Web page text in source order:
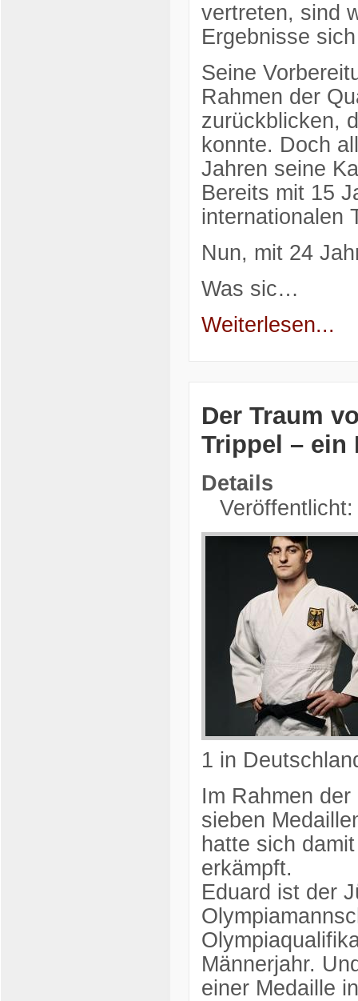
vertreten, sind
Ergebnisse
Seine
Rahmen der
zurückblicken,
konnte. Doch
Jahren seine
Bereits mit 15
internationalen
Nun, mit 24
Was sic…
Weiterlesen...
Der Traum
Trippel – ein
Details
1 in
Im Rahmen
sieben
hatte sich
erkämpft.
Eduard ist der
Männerjahr.
einer Medaille